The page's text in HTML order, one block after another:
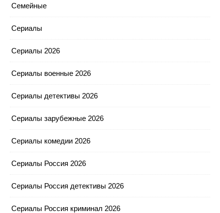
Семейные
Сериалы
Сериалы 2026
Сериалы военные 2026
Сериалы детективы 2026
Сериалы зарубежные 2026
Сериалы комедии 2026
Сериалы Россия 2026
Сериалы Россия детективы 2026
Сериалы Россия криминал 2026